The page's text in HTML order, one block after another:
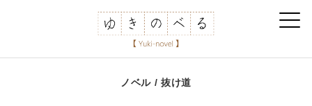
ノベル/抜け道